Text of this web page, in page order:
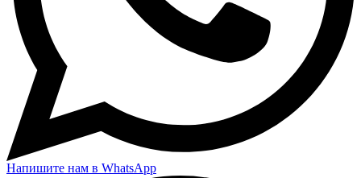
Напишите нам в WhatsApp